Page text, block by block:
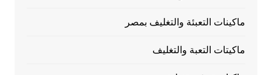
ماكينات التعبئة والتغليف بمصر
ماكيتات التعبة والتغليف